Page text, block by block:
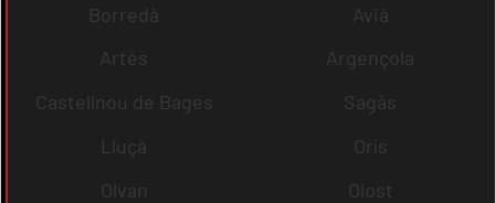
Borredà
Avià
Artés
Argençola
Castellnou de Bages
Sagàs
Lluçà
Orís
Olvan
Olost